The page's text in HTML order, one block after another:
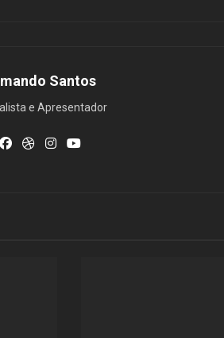
Santos
e Apresentador